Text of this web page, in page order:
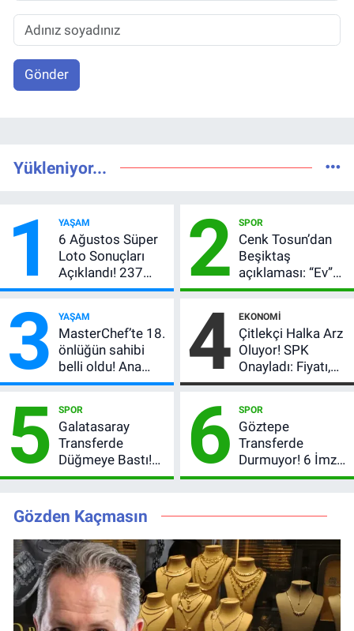
Gönder
Yükleniyor...
1 YAŞAM
6 Ağustos Süper
Loto Sonuçları
Açıklandı! 237
Milyon TL’lik
2 SPOR
Cenk Tosun’dan
Beşiktaş
açıklaması: “Ev”
dedi, asıl mesajı
verdi
3 YAŞAM
MasterChef’te 18.
önlüğün sahibi
belli oldu! Ana
kadroya giren
oldu?
4 EKONOMI
Çitlekçi Halka Arz
Oluyor! SPK
Onayladı: Fiyatı,
Lot Sayısı ve
Tarihi
5 SPOR
Galatasaray
Transferde
Düğmeye Bastı!
Leao, Camavinga
Durum
6 SPOR
Göztepe
Transferde
Durmuyor! 6 İmza
Sonrası Yeni
Gözden Kaçmasın